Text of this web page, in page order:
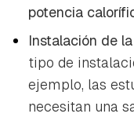
potencia
Instalación de
tipo de
ejemplo, las
necesitan una